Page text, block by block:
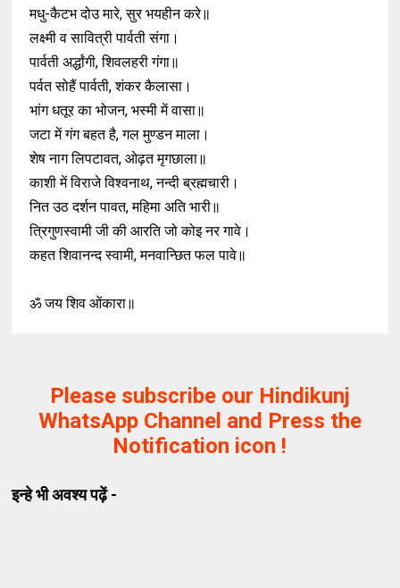
मधु-कैटभ दो‌उ मारे, सुर भयहीन करे॥
लक्ष्मी व सावित्री पार्वती संगा।
पार्वती अर्द्धांगी, शिवलहरी गंगा॥
पर्वत सोहैं पार्वती, शंकर कैलासा।
भांग धतूर का भोजन, भस्मी में वासा॥
जटा में गंग बहत है, गल मुण्डन माला।
शेष नाग लिपटावत, ओढ़त मृगछाला॥
काशी में विराजे विश्वनाथ, नन्दी ब्रह्मचारी।
नित उठ दर्शन पावत, महिमा अति भारी॥
त्रिगुणस्वामी जी की आरति जो कोइ नर गावे।
कहत शिवानन्द स्वामी, मनवान्छित फल पावे॥
ॐ जय शिव ओंकारा॥
Please subscribe our Hindikunj
WhatsApp Channel and Press the
Notification icon !
इन्हे भी अवश्य पढ़ें -